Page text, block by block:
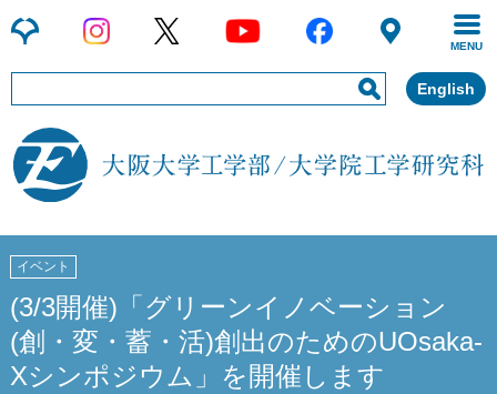
MENU
English
イベント
(3/3開催)「グリーンイノベーション
(創・変・蓄・活)創出のためのUOsaka-
Xシンポジウム」を開催します